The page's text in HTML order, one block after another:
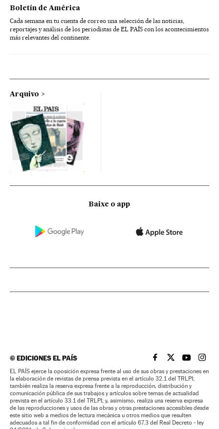
Boletín de América
Cada semana en tu cuenta de correo una selección de las noticias,
reportajes y análisis de los periodistas de EL PAÍS con los acontecimientos
más relevantes del continente.
Arquivo
Baixe o app
©EDICIONES EL PAÍS EL PAÍS BRASIL EN
EL PAÍSEL PAÍS
EL
EL PAÍS ejerce la oposición expresa frente al uso de sus obras y prestaciones en
la elaboración de revistas de prensa prevista en el artículo 32.1 del TRLPI;
también realiza la reserva expresa frente a la reproducción, distribución y
comunicación pública de sus trabajos y artículos sobre temas de actualidad
prevista en el artículo 33.1 del TRLPI; y, asimismo, realiza una reserva expresa
de las reproducciones y usos de las obras y otras prestaciones accesibles desde
este sitio web a medios de lectura mecánica u otros medios que resulten
adecuados a tal fin de conformidad con el artículo 67.3 del Real Decreto - ley